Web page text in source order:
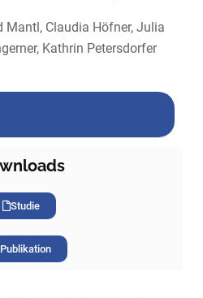
Mantl, Claudia Höfner, Julia
Kathrin Petersdorfer
Studie
Publikation